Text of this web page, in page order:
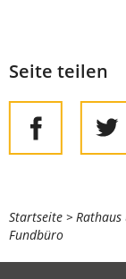
Seite teilen
Sie
befinden
Startseite
Fundbüro